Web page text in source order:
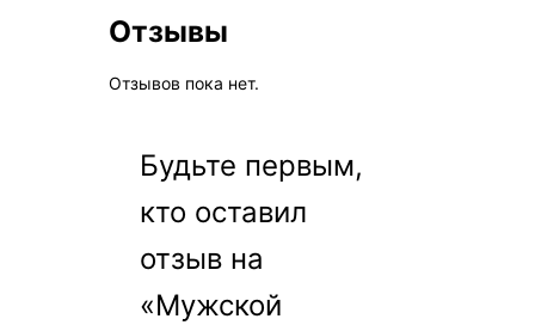
Отзывы
Отзывов пока нет.
Будьте первым,
кто оставил
отзыв на
«Мужской